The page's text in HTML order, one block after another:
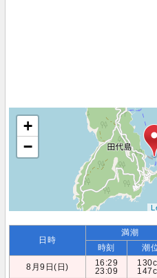
+
−
日時
満潮
時刻 潮
8月9日(日)
16:29
23:09